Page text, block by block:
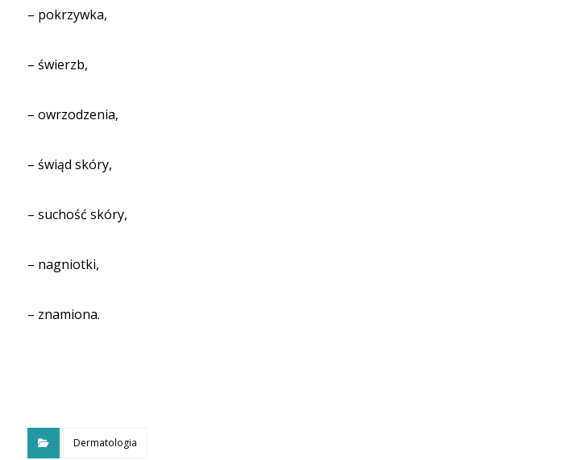
– pokrzywka,
– świerzb,
– owrzodzenia,
– świąd skóry,
– suchość skóry,
– nagniotki,
– znamiona.
Dermatologia